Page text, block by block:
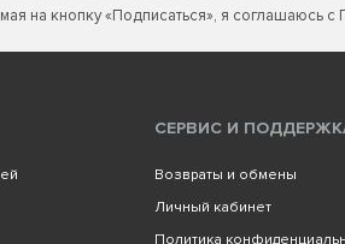
на кнопку «Подписаться», я соглашаюсь с
СЕРВИС И
Возвраты и обмены
Личный кабинет
Политика